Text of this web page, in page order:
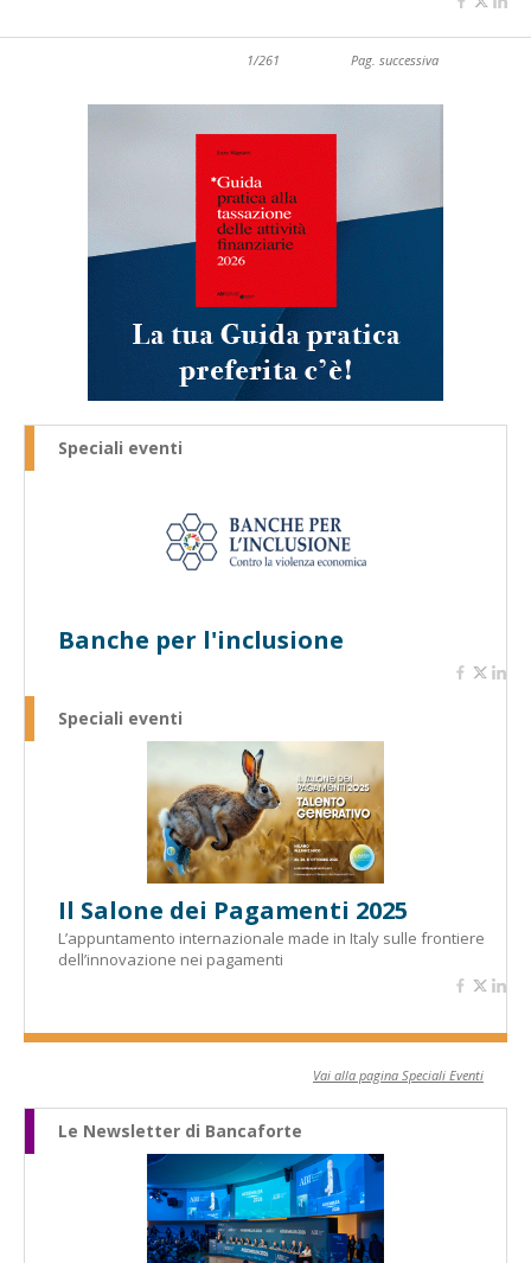
1/261 Pag. successiva
Speciali eventi
Banche per l'inclusione
Speciali eventi
Il Salone dei Pagamenti 2025
L’appuntamento internazionale made in Italy sulle frontiere
dell’innovazione nei pagamenti
Vai alla pagina Speciali Eventi
Le Newsletter di Bancaforte